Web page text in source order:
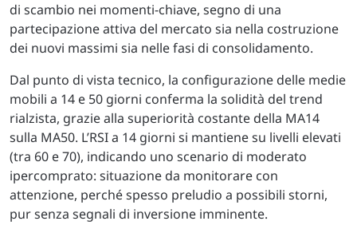
di scambio nei momenti-chiave, segno di una
partecipazione attiva del mercato sia nella costruzione
dei nuovi massimi sia nelle fasi di consolidamento.
Dal punto di vista tecnico, la configurazione delle medie
mobili a 14 e 50 giorni conferma la solidità del trend
rialzista, grazie alla superiorità costante della MA14
sulla MA50. L’RSI a 14 giorni si mantiene su livelli elevati
(tra 60 e 70), indicando uno scenario di moderato
ipercomprato: situazione da monitorare con
attenzione, perché spesso preludio a possibili storni,
pur senza segnali di inversione imminente.